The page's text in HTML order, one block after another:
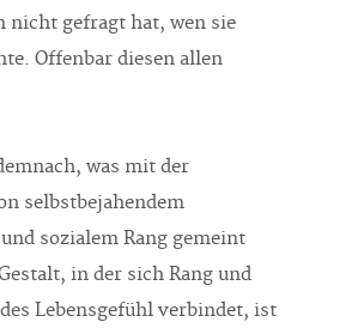
nicht gefragt hat, wen sie
Offenbar diesen allen
was mit der
selbstbejahendem
sozialem Rang gemeint
in der sich Rang und
Lebensgefühl verbindet, ist